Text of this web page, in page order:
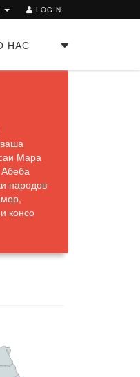
LOGIN
НАС
Мара
народов
консо